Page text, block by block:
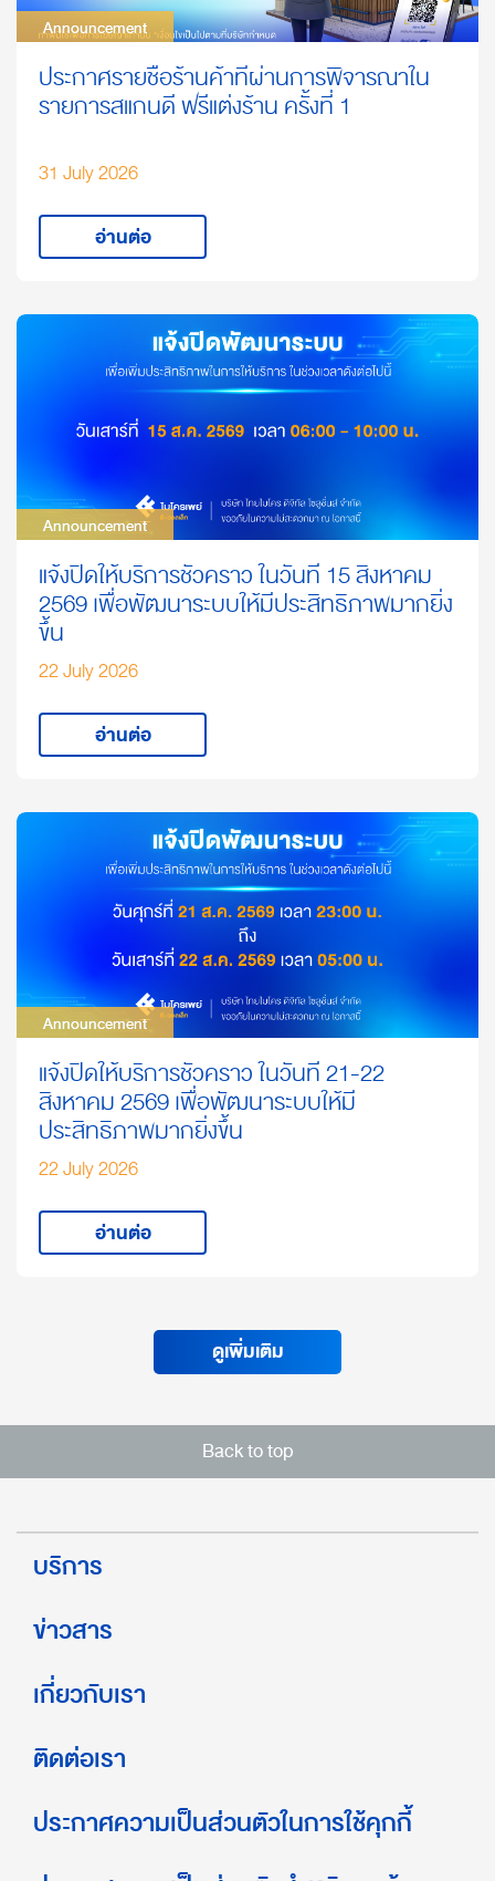
Announcement
Announcement
ประกาศรายชื่อร้านค้าที่ผ่านการพิจารณาใน
รายการสแกนดี ฟรีแต่งร้าน ครั้งที่ 1
31 July 2026
อ่านต่อ
Announcement
Announcement
แจ้งปิดให้บริการชั่วคราว ในวันที่ 15 สิงหาคม
2569 เพื่อพัฒนาระบบให้มีประสิทธิภาพมากยิ่ง
ขึ้น
22 July 2026
อ่านต่อ
Announcement
Announcement
แจ้งปิดให้บริการชั่วคราว ในวันที่ 21-22
สิงหาคม 2569 เพื่อพัฒนาระบบให้มี
ประสิทธิภาพมากยิ่งขึ้น
22 July 2026
อ่านต่อ
ดูเพิ่มเติม
Back to top
บริการ
ข่าวสาร
เกี่ยวกับเรา
ติดต่อเรา
ประกาศความเป็นส่วนตัวในการใช้คุกกี้